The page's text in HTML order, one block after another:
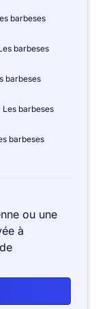
barbeses
barbeses
barbeses
barbeses
barbeses
ou une
à